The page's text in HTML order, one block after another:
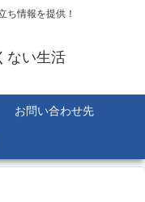
ち情報を提供！
ない生活
お問い合わせ先